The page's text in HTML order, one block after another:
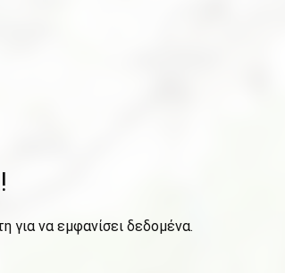
για να εμφανίσει δεδομένα.